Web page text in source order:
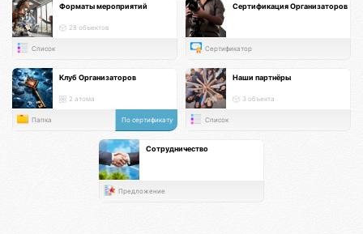
Форматы мероприятий
28 объектов
Список
Сертификация Организаторов
Сертификатор
Клуб Организаторов
2 атома
Папка По сертификату
Наши партнёры
3 объекта
Список
Сотрудничество
Предложение